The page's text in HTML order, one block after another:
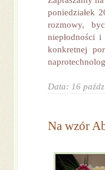
poniedziałek
rozmowy,
niepłodności
konkretnej
Data: 16
Na wzór